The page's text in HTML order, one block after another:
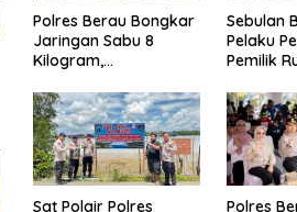
Polres Berau Bongkar
Jaringan Sabu 8
Kilogram,
dari Dalam Lapas
Tarakan
Sebulan
Pelaku
Pemilik
Diburu
Sat Polair Polres
Polres